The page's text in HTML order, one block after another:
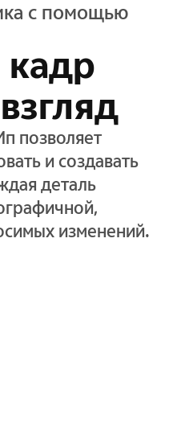
с помощью
позволяет
и создавать
деталь
изменений.